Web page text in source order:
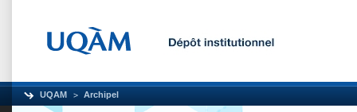
UQAM Archipel